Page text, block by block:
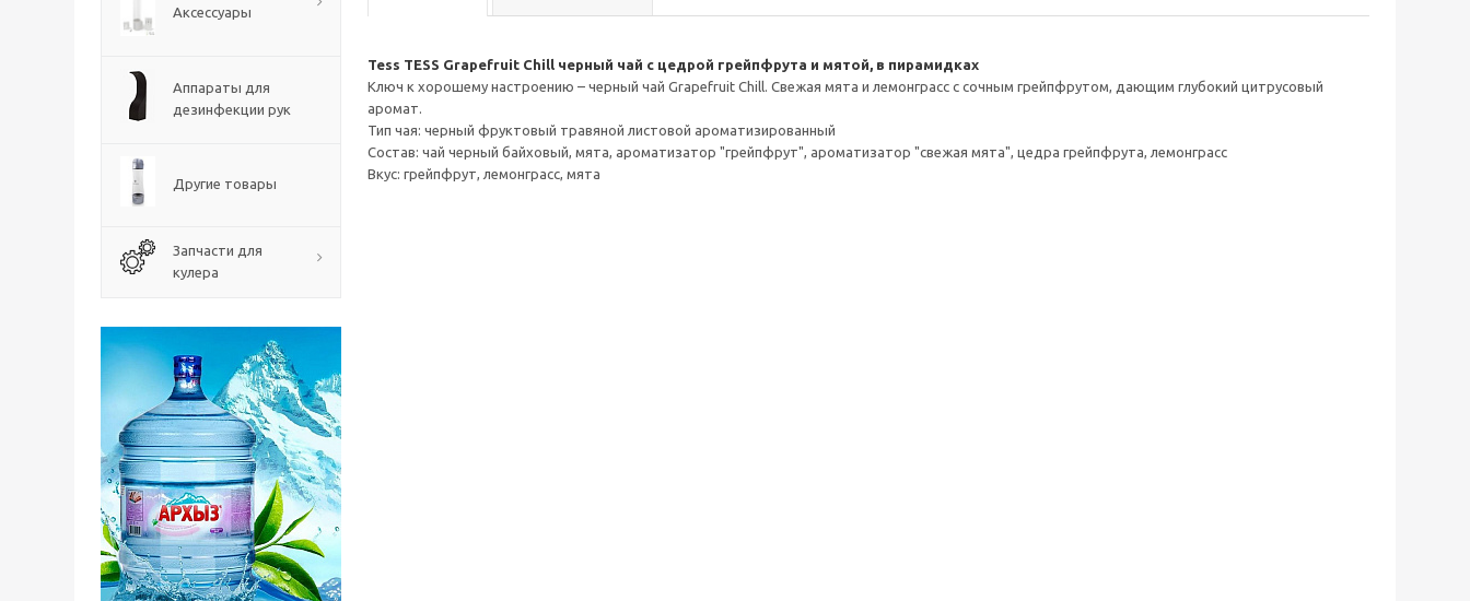
Аксессуары
Аппараты для
дезинфекции рук
Другие товары
Запчасти для
кулера
Tess TESS Grapefruit Chill черный чай с цедрой грейпфрута и мятой, в пирамидках
Ключ к хорошему настроению – черный чай Grapefruit Chill. Свежая мята и лемонграсс с сочным грейпфрутом, дающим глубокий цитрусовый
аромат.
Тип чая: черный фруктовый травяной листовой ароматизированный
Состав: чай черный байховый, мята, ароматизатор "грейпфрут", ароматизатор "свежая мята", цедра грейпфрута, лемонграсс
Вкус: грейпфрут, лемонграсс, мята